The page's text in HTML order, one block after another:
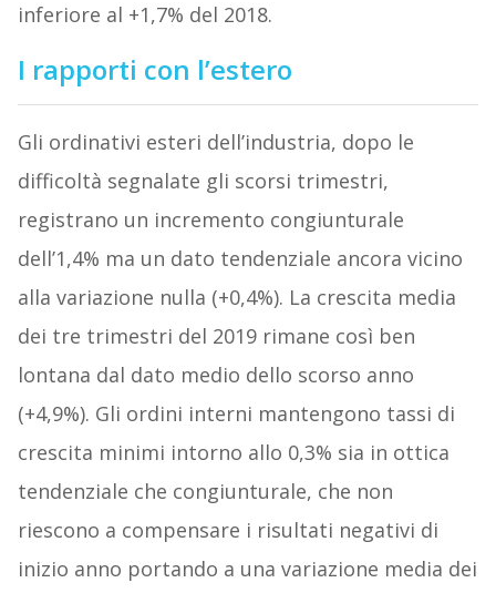
inferiore al +1,7% del 2018.
I rapporti con l’estero
Gli ordinativi esteri dell’industria, dopo le
difficoltà segnalate gli scorsi trimestri,
registrano un incremento congiunturale
dell’1,4% ma un dato tendenziale ancora vicino
alla variazione nulla (+0,4%). La crescita media
dei tre trimestri del 2019 rimane così ben
lontana dal dato medio dello scorso anno
(+4,9%). Gli ordini interni mantengono tassi di
crescita minimi intorno allo 0,3% sia in ottica
tendenziale che congiunturale, che non
riescono a compensare i risultati negativi di
inizio anno portando a una variazione media dei